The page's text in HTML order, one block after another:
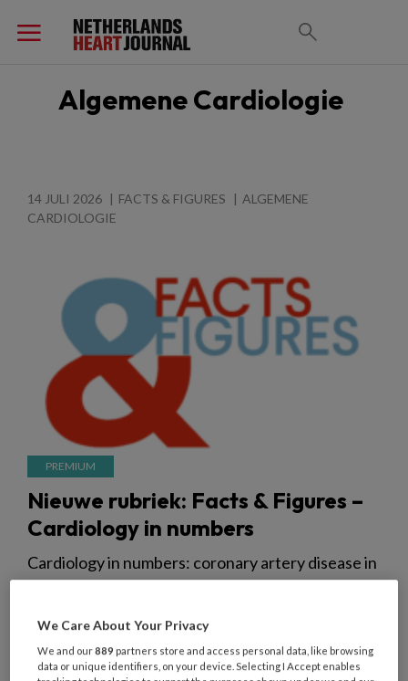
Algemene Cardiologie
14 JULI 2026 FACTS & FIGURES
ALGEMENE
CARDIOLOGIE
Nieuwe rubriek: Facts & Figures –
Cardiology in numbers
Cardiology in numbers: coronary artery disease in
the Netherlands: de aftrap van de nieuwe rubriek
cijfers over de hartzorg gedeeld en geduid om
inzicht te geven in ziektelast, behandelingen en
We Care About Your Privacy
We and our889 partners store and access personal data, like browsing
data or unique identifiers, on your device. Selecting I Accept enables